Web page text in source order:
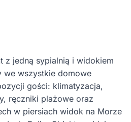
z jedną sypialnią i widokiem
we wszystkie domowe
gości: klimatyzacja,
ręczniki plażowe oraz
w piersiach widok na Morze